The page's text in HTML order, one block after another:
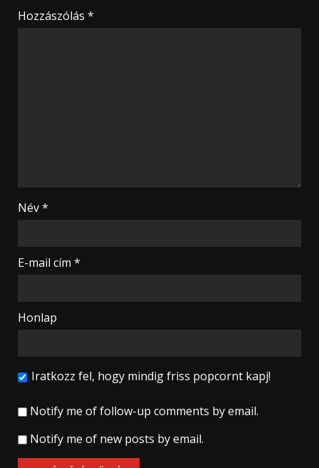
Hozzászólás *
Név*
E-mail cím *
Honlap
Iratkozz fel, hogy mindig friss popcornt kapj!
Notify me of follow-up comments by email.
Notify me of new posts by email.